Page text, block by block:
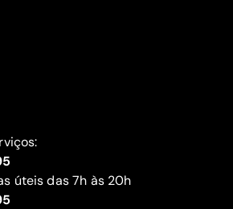
úteis das 7h às 20h